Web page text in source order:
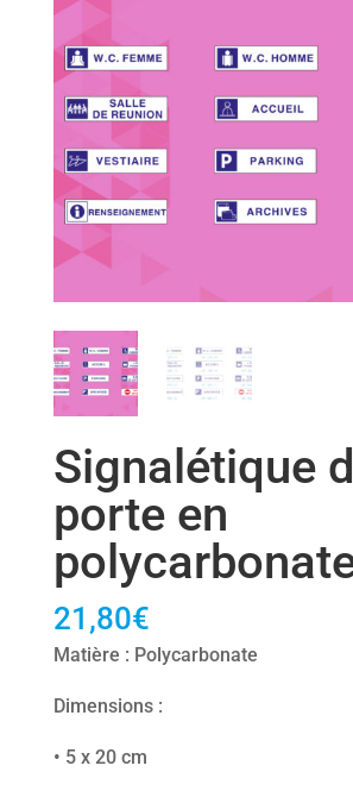
Signalétique
porte en
21,80€
Matière : Polycarbonate
Dimensions :
• 5 x 20 cm